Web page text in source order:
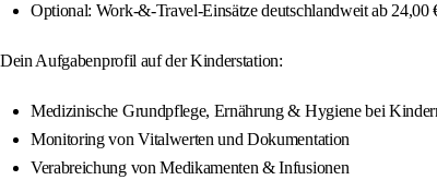
Optional: Work-&-Travel-Einsätze deutschlandweit ab 24,00
Dein Aufgabenprofil auf der Kinderstation:
Medizinische Grundpflege, Ernährung & Hygiene bei
Monitoring von Vitalwerten und Dokumentation
Verabreichung von Medikamenten & Infusionen